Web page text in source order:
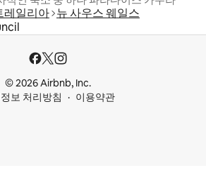
레일리아 뉴 사우스 웨일스
© 2026 Airbnb, Inc.
보 처리방침
이용약관